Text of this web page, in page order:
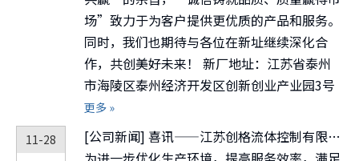
场”致力于为客户提供更优质的产品和服务。
同时，我们也期待与各位在新址继续深化合
作，共创美好未来！ 新厂地址：江苏省泰州
市海陵区泰州经济开发区创新创业产业园3号
更多 »
11-28
[公司新闻] 喜讯——江苏创格流体控制有限公司新厂房正式投入使用